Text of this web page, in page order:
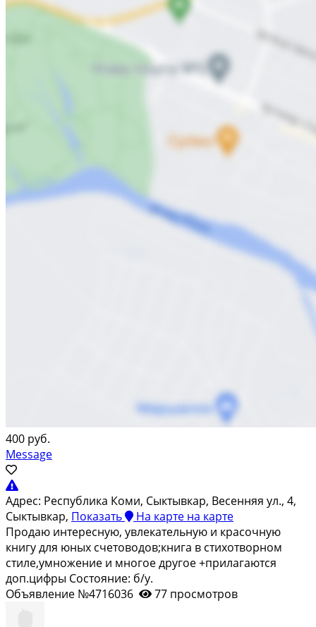
400 руб.
Message
Адрес: Республика Коми, Сыктывкар, Весенняя ул., 4,
Сыктывкар, Показать На карте на карте
Продаю интересную, увлекательную и красочную
книгу для юных счетоводов;книга в стихотворном
стиле,умножение и многое другое +прилагаются
доп.цифры Состояние: б/у.
Объявление №4716036
77 просмотров